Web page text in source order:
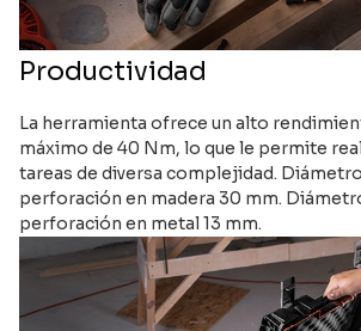
Productividad
La herramienta ofrece un alto
máximo de 40 Nm, lo que le permite
tareas de diversa complejidad.
perforación en madera 30 mm.
perforación en metal 13 mm.